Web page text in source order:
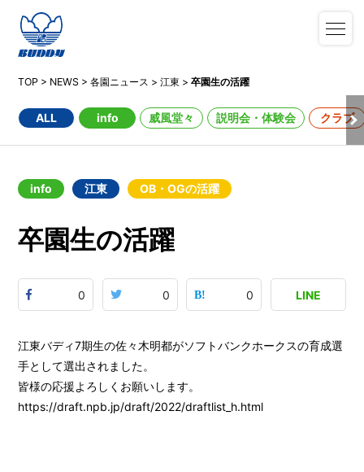
TOP > NEWS >各園ニュース >江東 >卒園生の活躍
ALL info 威風堂々 説明会・体験会 クラブ
info 江東 OB・OGの活躍
卒園生の活躍
0 0 0 LINE
江東バディ7期生の佐々木明都がソフトバンクホークスの育成選
手として選出されました。
皆様の応援よろしくお願いします。
https://draft.npb.jp/draft/2022/draftlist_h.html